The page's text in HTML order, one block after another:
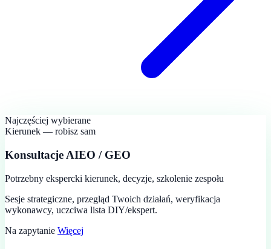
Najczęściej wybierane
Kierunek — robisz sam
Konsultacje AIEO / GEO
Potrzebny ekspercki kierunek, decyzje, szkolenie zespołu
Sesje strategiczne, przegląd Twoich działań, weryfikacja
wykonawcy, uczciwa lista DIY/ekspert.
Na zapytanie Więcej